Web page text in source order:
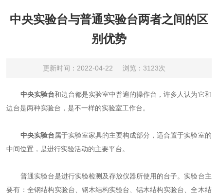
中央实验台与普通实验台两者之间的区
别优势
更新时间：2022-04-22 浏览：3123次
中央实验台和边台都是实验室中普遍的操作台，许多人认为它和
边台是两种实验台，是不一样的实验室工作台。
中央实验台属于实验室家具的主要构成部分，适合置于实验室的
中间位置，是进行实验活动的主要平台。
普通实验台是进行实验检测及存放仪器所使用的台子。实验台主
要有：全钢结构实验台、钢木结构实验台、铝木结构实验台、全木结